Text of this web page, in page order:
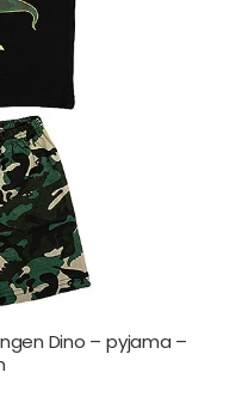
Dino – pyjama –